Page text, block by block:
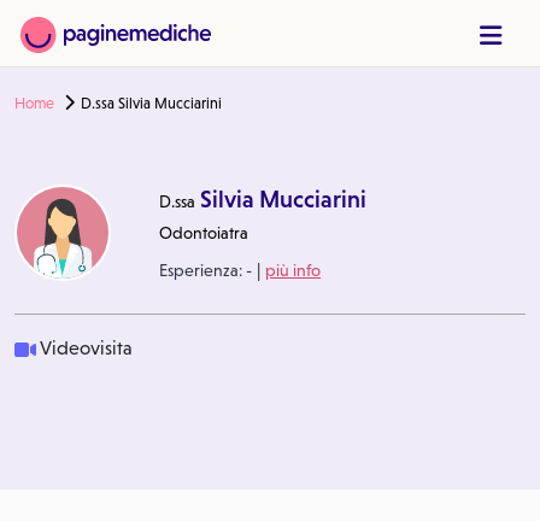
Home D.ssa Silvia Mucciarini
D.ssa Silvia Mucciarini
Odontoiatra
Esperienza:- | più info
Videovisita